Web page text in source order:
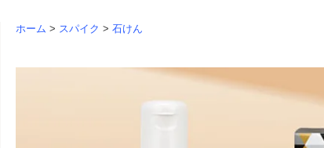
ホーム > スパイク > 石けん